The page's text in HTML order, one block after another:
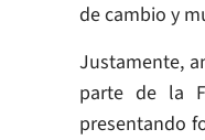
de cambio y
Justamente,
parte de la
presentando